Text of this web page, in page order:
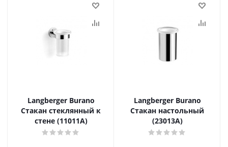
Langberger Burano
Стакан стеклянный к
стене (11011A)
Langberger Burano
Стакан настольный
(23013A)